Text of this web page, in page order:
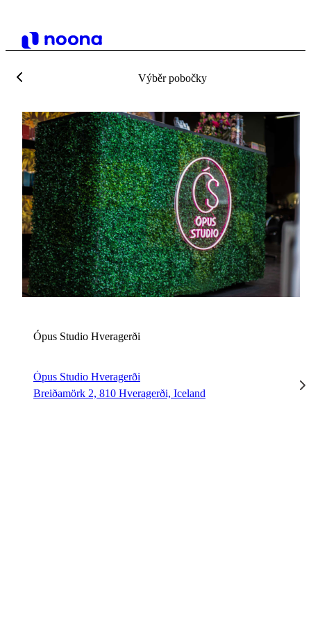
Výběr pobočky
Ó
Ópus Studio Hveragerði
Ópus Studio Hveragerði
Breiðamörk 2, 810 Hveragerði, Iceland